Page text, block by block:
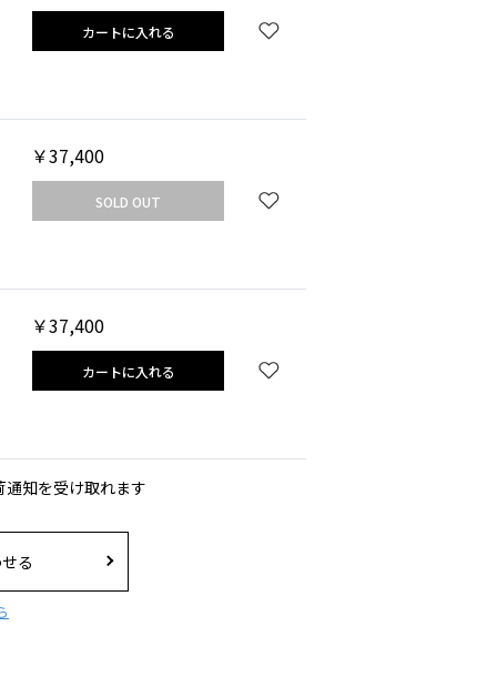
カートに入れる
￥37,400
SOLD OUT
￥37,400
カートに入れる
通知を受け取れます
る